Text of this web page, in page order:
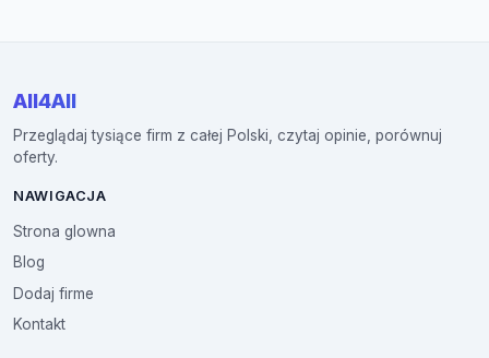
All4All
Przeglądaj tysiące firm z całej Polski, czytaj opinie, porównuj
oferty.
NAWIGACJA
Strona glowna
Blog
Dodaj firme
Kontakt